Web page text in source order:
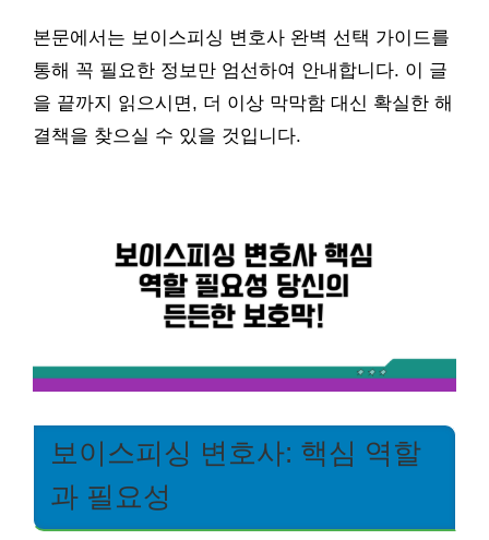
본문에서는 보이스피싱 변호사 완벽 선택 가이드를
통해 꼭 필요한 정보만 엄선하여 안내합니다. 이 글
을 끝까지 읽으시면, 더 이상 막막함 대신 확실한 해
결책을 찾으실 수 있을 것입니다.
보이스피싱 변호사: 핵심 역할
과 필요성